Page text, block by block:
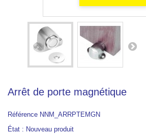
Arrêt de porte magnétique
Référence NNM_ARRPTEMGN
État : Nouveau produit